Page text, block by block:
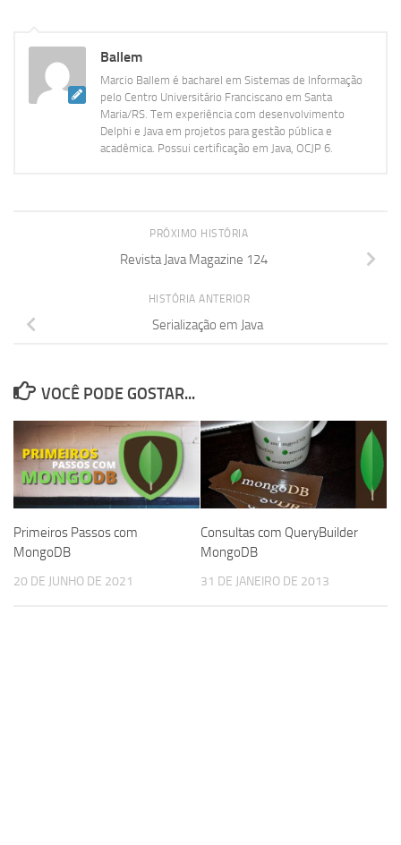
Ballem
Marcio Ballem é bacharel em Sistemas de Informação
pelo Centro Universitário Franciscano em Santa
Maria/RS. Tem experiência com desenvolvimento
Delphi e Java em projetos para gestão pública e
acadêmica. Possui certificação em Java, OCJP 6.
PRÓXIMO HISTÓRIA
Revista Java Magazine 124
HISTÓRIA ANTERIOR
Serialização em Java
VOCÊ PODE GOSTAR...
Primeiros Passos com
MongoDB
20 DE JUNHO DE 2021
Consultas com QueryBuilder
MongoDB
31 DE JANEIRO DE 2013